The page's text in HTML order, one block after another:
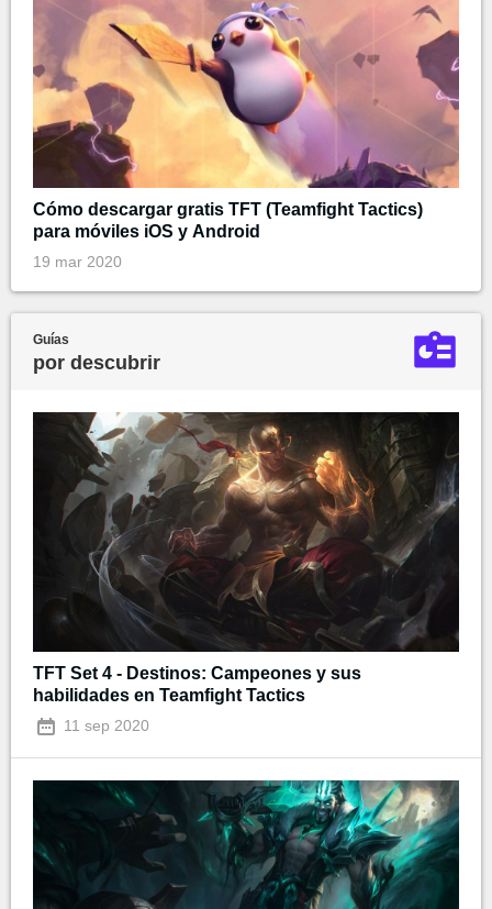
Cómo descargar gratis TFT (Teamfight Tactics)
para móviles iOS y Android
19 mar 2020
Guías
por descubrir
TFT Set 4 - Destinos: Campeones y sus
habilidades en Teamfight Tactics
11 sep 2020